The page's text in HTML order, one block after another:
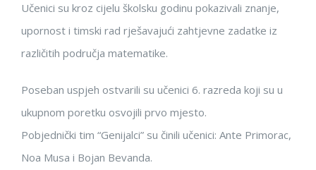
Učenici su kroz cijelu školsku godinu pokazivali znanje,
upornost i timski rad rješavajući zahtjevne zadatke iz
različitih područja matematike.
Poseban uspjeh ostvarili su učenici 6. razreda koji su u
ukupnom poretku osvojili prvo mjesto.
Pobjednički tim “Genijalci” su činili učenici: Ante Primorac,
Noa Musa i Bojan Bevanda.